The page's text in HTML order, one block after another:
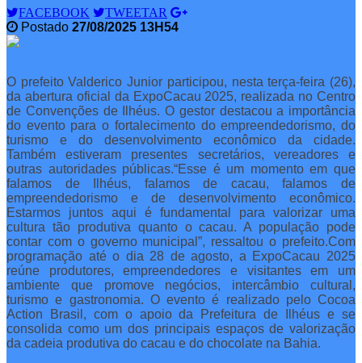
FACEBOOK
TWEETAR
Postado 27/08/2025 13H54
O prefeito Valderico Junior participou, nesta terça-feira (26),
da abertura oficial da ExpoCacau 2025, realizada no Centro
de Convenções de Ilhéus. O gestor destacou a importância
do evento para o fortalecimento do empreendedorismo, do
turismo e do desenvolvimento econômico da cidade.
Também estiveram presentes secretários, vereadores e
outras autoridades públicas.“Esse é um momento em que
falamos de Ilhéus, falamos de cacau, falamos de
empreendedorismo e de desenvolvimento econômico.
Estarmos juntos aqui é fundamental para valorizar uma
cultura tão produtiva quanto o cacau. A população pode
contar com o governo municipal”, ressaltou o prefeito.Com
programação até o dia 28 de agosto, a ExpoCacau 2025
reúne produtores, empreendedores e visitantes em um
ambiente que promove negócios, intercâmbio cultural,
turismo e gastronomia. O evento é realizado pelo Cocoa
Action Brasil, com o apoio da Prefeitura de Ilhéus e se
consolida como um dos principais espaços de valorização
da cadeia produtiva do cacau e do chocolate na Bahia.